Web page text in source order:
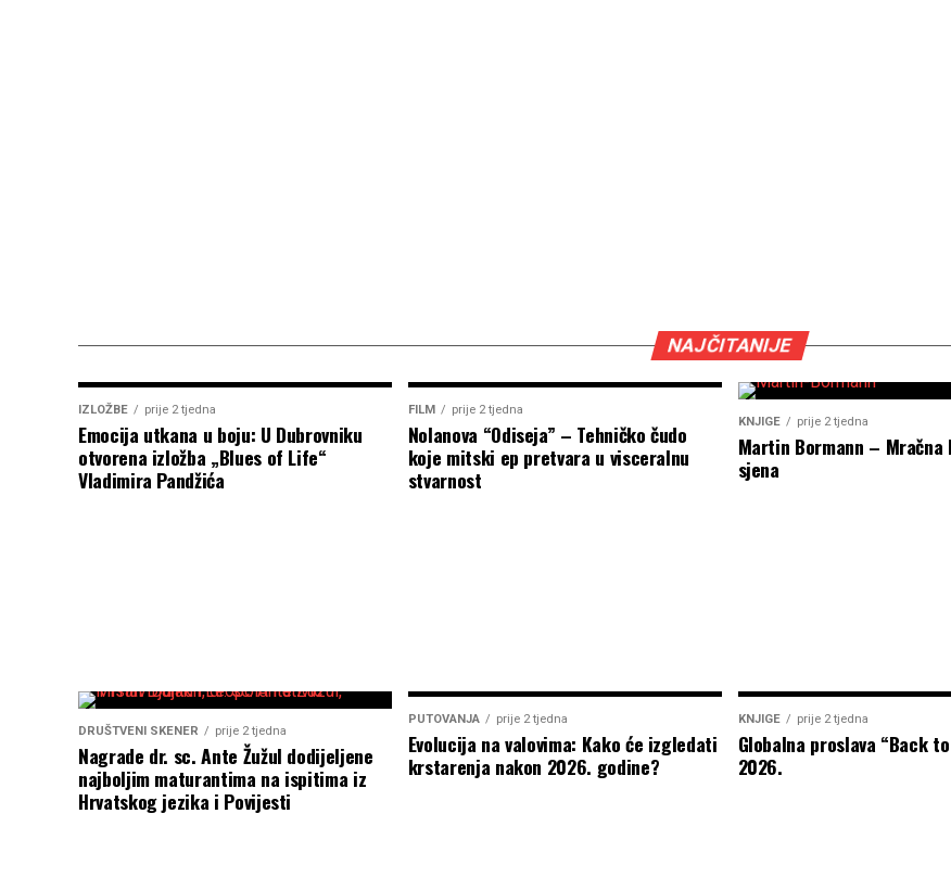
NAJČITANIJE
IZLOŽBE prije 2 tjedna
Emocija utkana u boju: U Dubrovniku
otvorena izložba „Blues of Life“
Vladimira Pandžića
FILM prije 2 tjedna
Nolanova “Odiseja” – Tehničko čudo
koje mitski ep pretvara u visceralnu
stvarnost
KNJIGE prije 2 tjedna
Martin Bormann – Mračna
sjena
DRUŠTVENI SKENER prije 2 tjedna
Nagrade dr. sc. Ante Žužul dodijeljene
najboljim maturantima na ispitima iz
Hrvatskog jezika i Povijesti
PUTOVANJA prije 2 tjedna
Evolucija na valovima: Kako će izgledati
krstarenja nakon 2026. godine?
KNJIGE prije 2 tjedna
Globalna proslava “Back
2026.